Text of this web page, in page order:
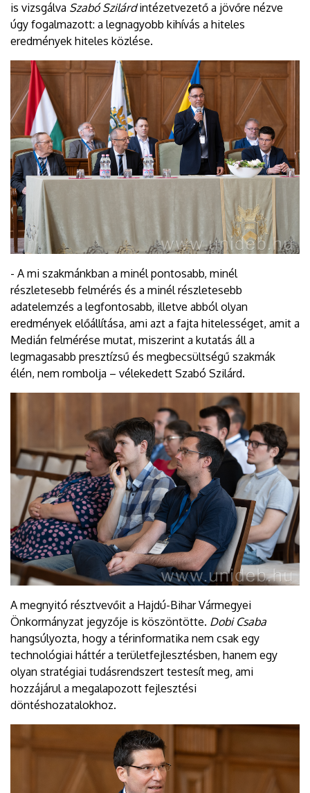
is vizsgálva Szabó Szilárdintézetvezető a jövőre nézve
úgy fogalmazott: a legnagyobb kihívás a hiteles
eredmények hiteles közlése.
- A mi szakmánkban a minél pontosabb, minél
részletesebb felmérés és a minél részletesebb
adatelemzés a legfontosabb, illetve abból olyan
eredmények előállítása, ami azt a fajta hitelességet, amit a
Medián felmérése mutat, miszerint a kutatás áll a
legmagasabb presztízsű és megbecsültségű szakmák
élén, nem rombolja – vélekedett Szabó Szilárd.
A megnyitó résztvevőit a Hajdú-Bihar Vármegyei
Önkormányzat jegyzője is köszöntötte. Dobi Csaba
hangsúlyozta, hogy a térinformatika nem csak egy
technológiai háttér a területfejlesztésben, hanem egy
olyan stratégiai tudásrendszert testesít meg, ami
hozzájárul a megalapozott fejlesztési
döntéshozatalokhoz.